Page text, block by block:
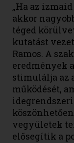
„Ha az
akkor
téged
kutatást
Ramos. A
eredmények
stimulálja az
működését,
vegyületek
elősegítik a